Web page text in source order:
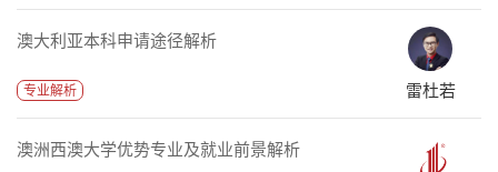
澳大利亚本科申请途径解析
专业解析 雷杜若
澳洲西澳大学优势专业及就业前景解析